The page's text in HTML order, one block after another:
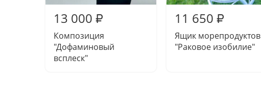
13 000 ₽
Композиция
"Дофаминовый
всплеск"
11 650 ₽
Ящик морепродуктов
"Раковое изобилие"